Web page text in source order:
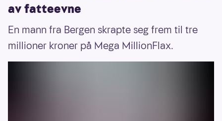
av fatteevne
En mann fra Bergen skrapte seg frem til tre
millioner kroner på Mega MillionFlax.